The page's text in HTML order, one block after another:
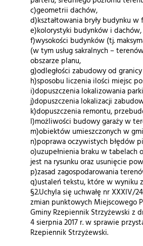
c)geometrii dachów,
d)kształtowania bryły budynku
e)kolorystyki budynków i dachów,
f)wysokości budynków (tj.
(w tym usług sakralnych –
obszarze planu,
g)odległości zabudowy od
h)sposobu liczenia ilości miejsc
i)dopuszczenia lokalizowania
j)dopuszczenia lokalizacji
k)dopuszczenia remontu,
l)możliwości budowy garaży w
m)obiektów umieszczonych w
n)poprawa oczywistych błędów
o)uzupełnienia braku w tabelach
jest na rysunku oraz usunięcie
p)zasad zagospodarowania
q)ustaleń tekstu, które w wyniku
§2.Uchyla się uchwałę nr XXXIV/
zmian punktowych Miejscowego
Gminy Rzepiennik Strzyżewski z
4 sierpnia 2017 r. w sprawie
Rzepiennik Strzyżewski.